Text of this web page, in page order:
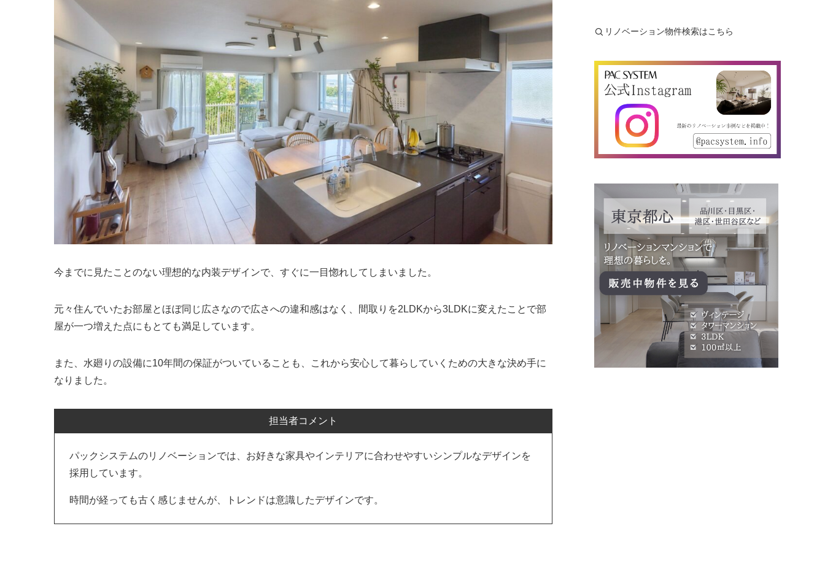
今までに見たことのない理想的な内装デザインで、すぐに一目惚れしてしまいました。
元々住んでいたお部屋とほぼ同じ広さなので広さへの違和感はなく、間取りを2LDKから3LDKに変えたことで部
屋が一つ増えた点にもとても満足しています。
また、水廻りの設備に10年間の保証がついていることも、これから安心して暮らしていくための大きな決め手に
なりました。
担当者コメント
パックシステムのリノベーションでは、お好きな家具やインテリアに合わせやすいシンプルなデザインを
採用しています。
時間が経っても古く感じませんが、トレンドは意識したデザインです。
リノベーション物件検索はこちら